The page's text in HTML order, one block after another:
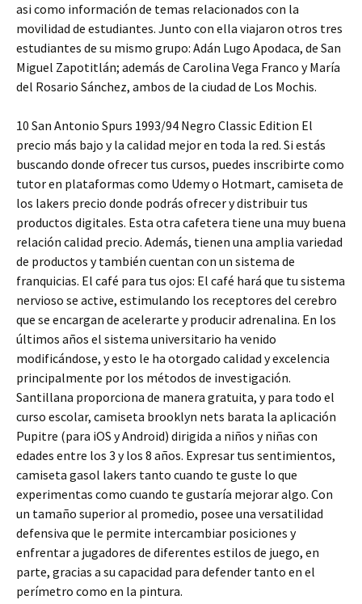
asi como información de temas relacionados con la
movilidad de estudiantes. Junto con ella viajaron otros tres
estudiantes de su mismo grupo: Adán Lugo Apodaca, de San
Miguel Zapotitlán; además de Carolina Vega Franco y María
del Rosario Sánchez, ambos de la ciudad de Los Mochis.
10 San Antonio Spurs 1993/94 Negro Classic Edition El
precio más bajo y la calidad mejor en toda la red. Si estás
buscando donde ofrecer tus cursos, puedes inscribirte como
tutor en plataformas como Udemy o Hotmart, camiseta de
los lakers precio donde podrás ofrecer y distribuir tus
productos digitales. Esta otra cafetera tiene una muy buena
relación calidad precio. Además, tienen una amplia variedad
de productos y también cuentan con un sistema de
franquicias. El café para tus ojos: El café hará que tu sistema
nervioso se active, estimulando los receptores del cerebro
que se encargan de acelerarte y producir adrenalina. En los
últimos años el sistema universitario ha venido
modificándose, y esto le ha otorgado calidad y excelencia
principalmente por los métodos de investigación.
Santillana proporciona de manera gratuita, y para todo el
curso escolar, camiseta brooklyn nets barata la aplicación
Pupitre (para iOS y Android) dirigida a niños y niñas con
edades entre los 3 y los 8 años. Expresar tus sentimientos,
camiseta gasol lakers tanto cuando te guste lo que
experimentas como cuando te gustaría mejorar algo. Con
un tamaño superior al promedio, posee una versatilidad
defensiva que le permite intercambiar posiciones y
enfrentar a jugadores de diferentes estilos de juego, en
parte, gracias a su capacidad para defender tanto en el
perímetro como en la pintura.